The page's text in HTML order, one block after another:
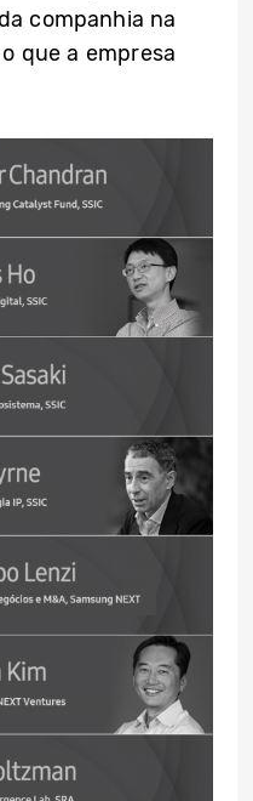
companhia na
que a empresa